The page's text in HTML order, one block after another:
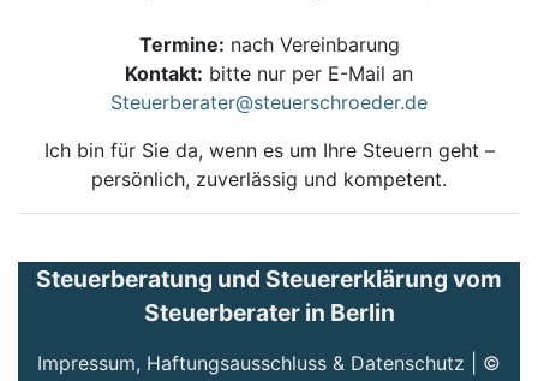
Termine: nach Vereinbarung
Kontakt: bitte nur per E-Mail an
Steuerberater@steuerschroeder.de
Ich bin für Sie da, wenn es um Ihre Steuern geht –
persönlich, zuverlässig und kompetent.
Steuerberatung und Steuererklärung vom
Steuerberater in Berlin
Impressum, Haftungsausschluss & Datenschutz | ©